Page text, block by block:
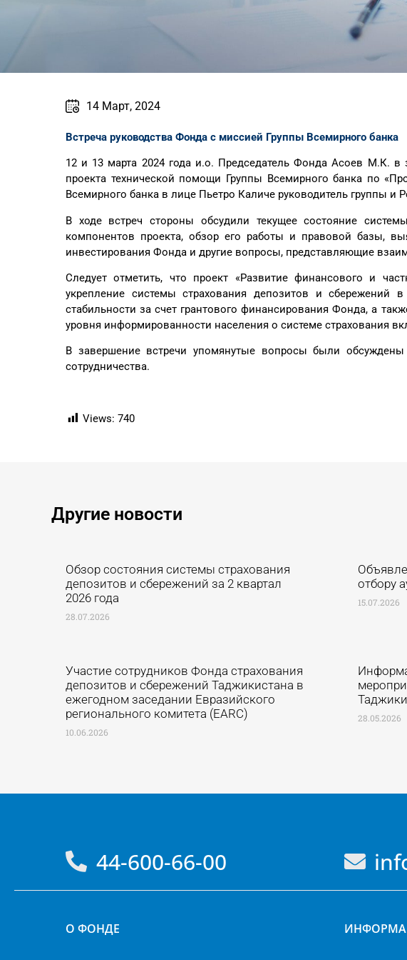
14 Март, 2024
Встреча руководства Фонда с миссией Группы Всемирного банка
12 и 13 марта 2024 года и.о. Председатель Фонда Асоев М.К.
проекта технической помощи Группы Всемирного банка по
Всемирного банка в лице Пьетро Каличе руководитель группы и
В ходе встреч стороны обсудили текущее состояние
компонентов проекта, обзор его работы и правовой базы,
инвестирования Фонда и другие вопросы, представляющие
Следует отметить, что проект «Развитие финансового и
укрепление системы страхования депозитов и
стабильности за счет грантового финансирования Фонда, а
уровня информированности населения о системе страхования
В завершение встречи упомянутые вопросы были
сотрудничества.
Views: 740
Другие новости ​
Обзор состояния системы страхования
депозитов и сбережений за 2 квартал
2026 года
28.07.2026
отбору
15.07.2026
Участие сотрудников Фонда страхования
депозитов и сбережений Таджикистана в
ежегодном заседании Евразийского
регионального комитета (EARC)
10.06.2026
28.05.2026
44-600-66-00
О ФОНДЕ